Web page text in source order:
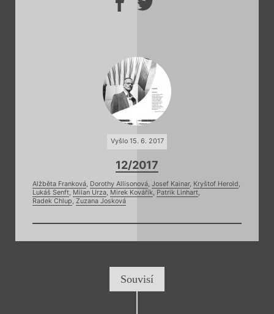
Vyšlo 15. 6. 2017
12/2017
Alžběta Franková Dorothy Allisonová Josef Kainar, Kryštof Herold
Lukáš Senft Milan Urza Mirek Kovářík Patrik Linhart
Radek Chlup Zuzana Josková
Souvisí